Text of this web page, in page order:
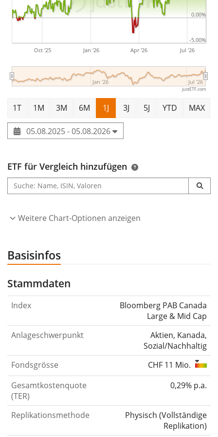
Oct '25 Jan '26 Apr '26 Jul '26
Jan '26 Jul '26
-5.00%
0.00%
justETF.com
1T 1M 3M 6M 1J 3J 5J YTD MAX
05.08.2025 - 05.08.2026
ETF für Vergleich hinzufügen
Weitere Chart-Optionen anzeigen
Basisinfos
Stammdaten
Index
Bloomberg PAB Canada
Large & Mid Cap
Anlageschwerpunkt
Aktien, Kanada,
Sozial/Nachhaltig
Fondsgrösse
CHF 11 Mio.
Gesamtkostenquote
(TER)
0,29% p.a.
Replikationsmethode Physisch (Vollständige
Replikation)